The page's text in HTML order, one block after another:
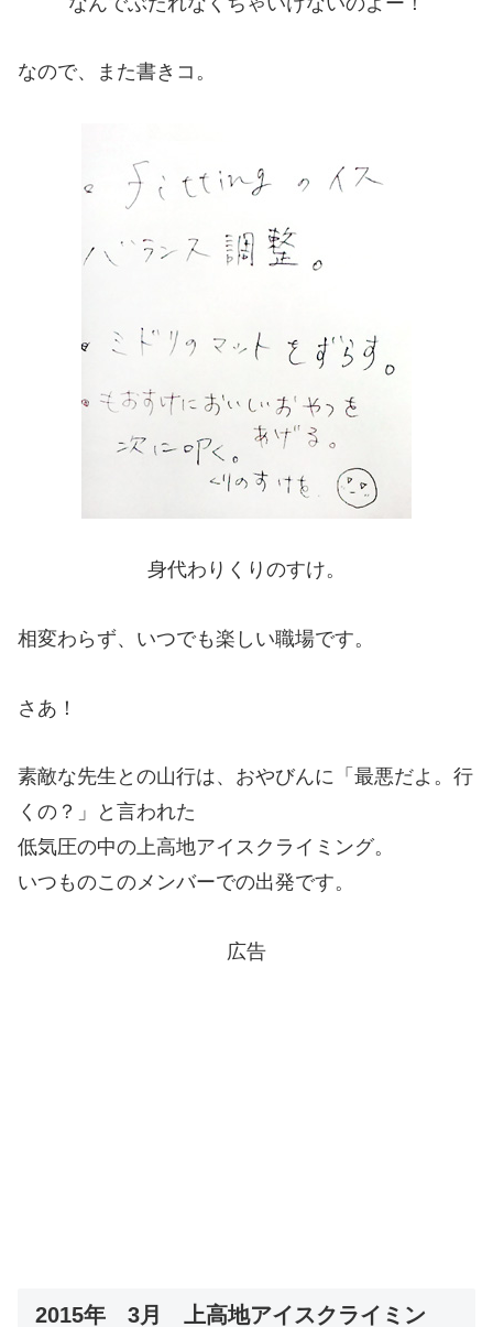
なので、また書きコ。
身代わりくりのすけ。
相変わらず、いつでも楽しい職場です。
さあ！
素敵な先生との山行は、おやびんに「最悪だよ。行
くの？」と言われた
低気圧の中の上高地アイスクライミング。
いつものこのメンバーでの出発です。
広告
2015年 3月 上高地アイスクライミン